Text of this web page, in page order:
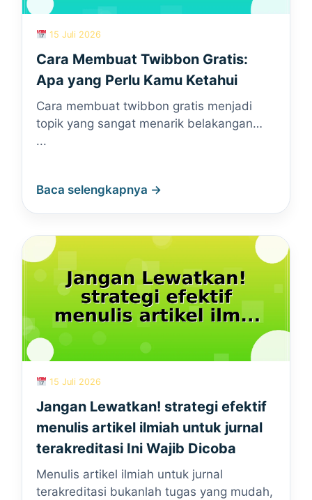
15 Juli 2026
Cara Membuat Twibbon Gratis:
Apa yang Perlu Kamu Ketahui
Cara membuat twibbon gratis menjadi
topik yang sangat menarik belakangan…
...
Baca selengkapnya →
15 Juli 2026
Jangan Lewatkan! strategi efektif
menulis artikel ilmiah untuk jurnal
terakreditasi Ini Wajib Dicoba
Menulis artikel ilmiah untuk jurnal
terakreditasi bukanlah tugas yang mudah,